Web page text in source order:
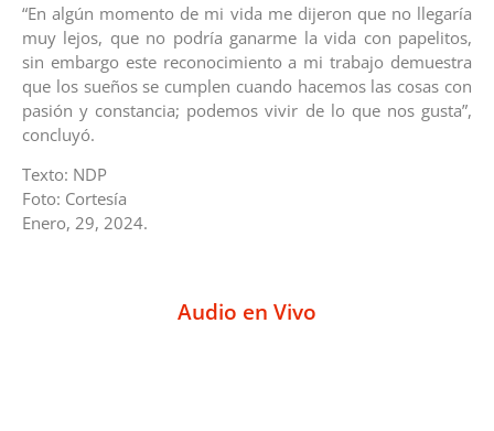
“En algún momento de mi vida me dijeron que no llegaría
muy lejos, que no podría ganarme la vida con papelitos,
sin embargo este reconocimiento a mi trabajo demuestra
que los sueños se cumplen cuando hacemos las cosas con
pasión y constancia; podemos vivir de lo que nos gusta”,
concluyó.
Texto: NDP
Foto: Cortesía
Enero, 29, 2024.
Audio en Vivo